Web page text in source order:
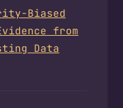
Biased
from
Data